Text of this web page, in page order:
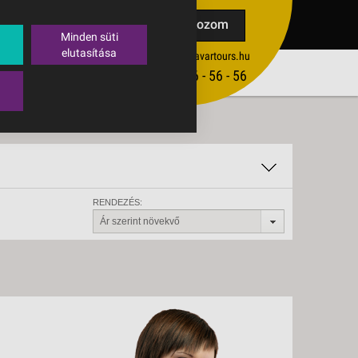
Feliratkozom
ertekesites@budavartours.hu
(+36­ 1) 3 - 56 - 56 - 56
TIPPEK
RENDEZÉS:
Ár szerint növekvő
Minden süti
elutasítása